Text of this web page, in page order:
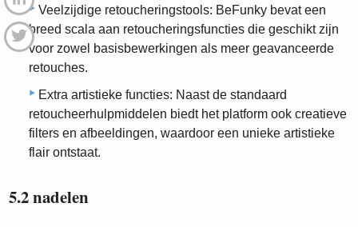
Veelzijdige retoucheringstools: BeFunky bevat een
breed scala aan retoucheringsfuncties die geschikt zijn
voor zowel basisbewerkingen als meer geavanceerde
retouches.
Extra artistieke functies: Naast de standaard
retoucheerhulpmiddelen biedt het platform ook creatieve
filters en afbeeldingen, waardoor een unieke artistieke
flair ontstaat.
5.2 nadelen